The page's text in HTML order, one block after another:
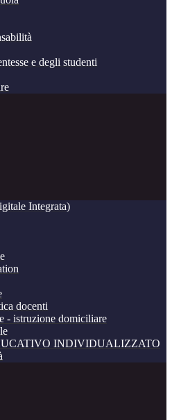
e degli studenti
Integrata)
docenti
- istruzione domiciliare
INDIVIDUALIZZATO